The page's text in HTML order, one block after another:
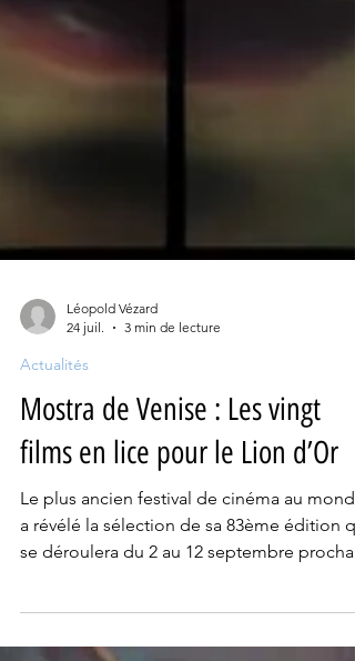
24 juil.
Actualités
Mostra de Venise : Les vingt
films en lice pour le Lion d’Or
Le plus ancien festival de cinéma au monde
a révélé la sélection de sa 83ème édition
tournent vers la compétition officielle où le